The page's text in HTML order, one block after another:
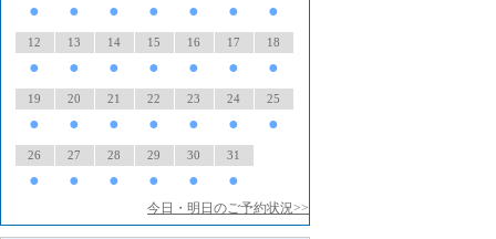
● ● ● ● ● ● ●
12
●
13
●
14
●
15
●
16
●
17
●
18
●
19
●
20
●
21
●
22
●
23
●
24
●
25
●
26
●
27
●
28
●
29
●
30
●
31
●
今日・明日のご予約状況>>